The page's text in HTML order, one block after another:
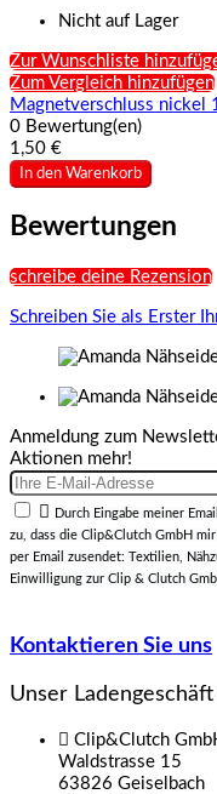
Nicht auf Lager
Zur Wunschliste
Zum Vergleich hinzufügen
Magnetverschluss nickel
0 Bewertung(en)
1,50 €
In den Warenkorb
Bewertungen
schreibe deine Rezension
Schreiben Sie als Erster
Anmeldung zum
Aktionen mehr!
Durch Eingabe meiner
zu, dass die Clip&Clutch GmbH
per Email zusendet: Textilien,
Einwilligung zur Clip & Clutch
Kontaktieren Sie uns
Unser Ladengeschäft
Clip&Clutch
Waldstrasse 15
63826 Geiselbach